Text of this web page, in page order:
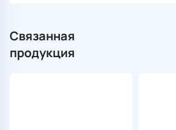
Связанная
продукция